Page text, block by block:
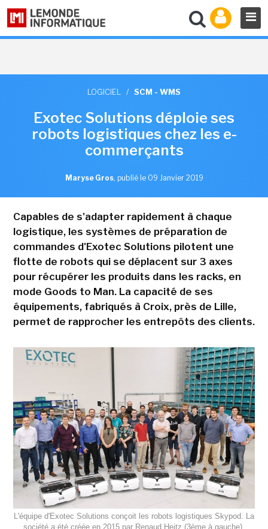
LOGICIEL / SCM - WMS
Exotec Solutions déploie ses
robots logistiques chez les e-
commerçants
Maryse Gros, publié le 09 Janvier 2019
Capables de s'adapter rapidement à chaque
logistique, les systèmes de préparation de
commandes d'Exotec Solutions pilotent une
flotte de robots qui se déplacent sur 3 axes
pour récupérer les produits dans les racks, en
mode Goods to Man. La capacité de ses
équipements, fabriqués à Croix, près de Lille,
permet de rapprocher les entrepôts des clients.
L'équipe d'Exotec Solutions conçoit les robots logistiques Skypod. La
société a été créée en 2015 par Renaud Heitz (3ème à gauche),